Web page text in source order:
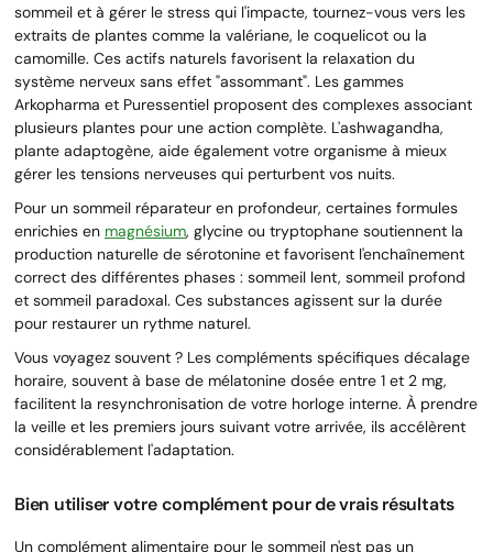
sommeil et à gérer le stress qui l'impacte, tournez-vous vers les
extraits de plantes comme la valériane, le coquelicot ou la
camomille. Ces actifs naturels favorisent la relaxation du
système nerveux sans effet "assommant". Les gammes
Arkopharma et Puressentiel proposent des complexes associant
plusieurs plantes pour une action complète. L'ashwagandha,
plante adaptogène, aide également votre organisme à mieux
gérer les tensions nerveuses qui perturbent vos nuits.
Pour un sommeil réparateur en profondeur, certaines formules
enrichies en magnésium, glycine ou tryptophane soutiennent la
production naturelle de sérotonine et favorisent l'enchaînement
correct des différentes phases : sommeil lent, sommeil profond
et sommeil paradoxal. Ces substances agissent sur la durée
pour restaurer un rythme naturel.
Vous voyagez souvent ? Les compléments spécifiques décalage
horaire, souvent à base de mélatonine dosée entre 1 et 2 mg,
facilitent la resynchronisation de votre horloge interne. À prendre
la veille et les premiers jours suivant votre arrivée, ils accélèrent
considérablement l'adaptation.
Bien utiliser votre complément pour de vrais résultats
Un complément alimentaire pour le sommeil n'est pas un